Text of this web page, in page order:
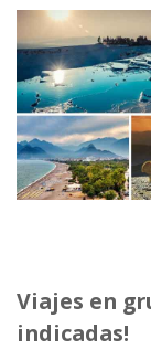
Viajes en
indicadas!